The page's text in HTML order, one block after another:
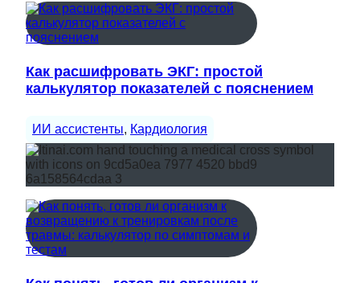
Как расшифровать ЭКГ: простой
калькулятор показателей с пояснением
ИИ ассистенты, Кардиология